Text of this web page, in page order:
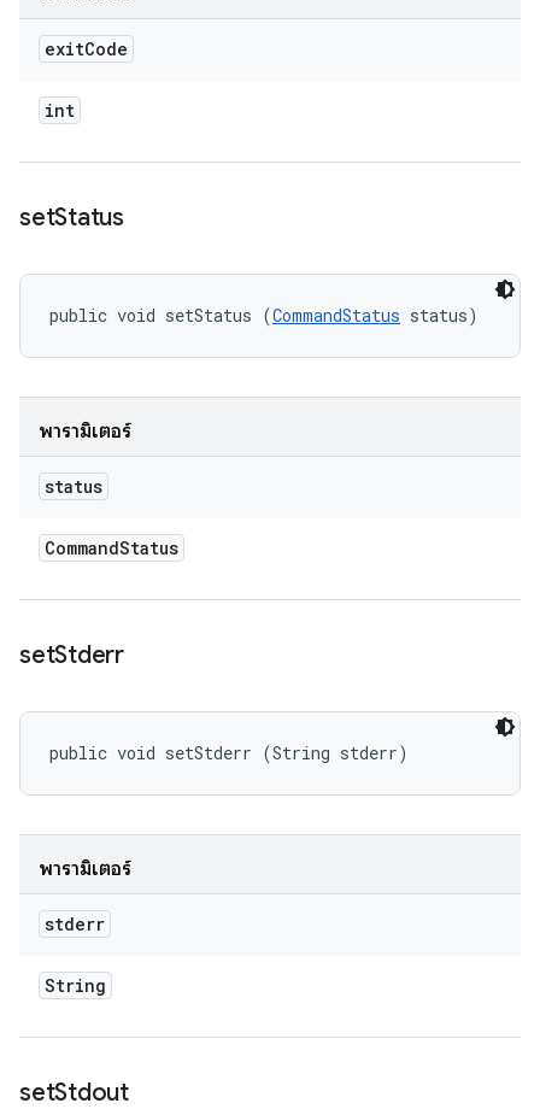
exitCode
int
setStatus
public void setStatus (CommandStatus status)
พารามิเตอร์
status
CommandStatus
setStderr
public void setStderr (String stderr)
พารามิเตอร์
stderr
String
setStdout